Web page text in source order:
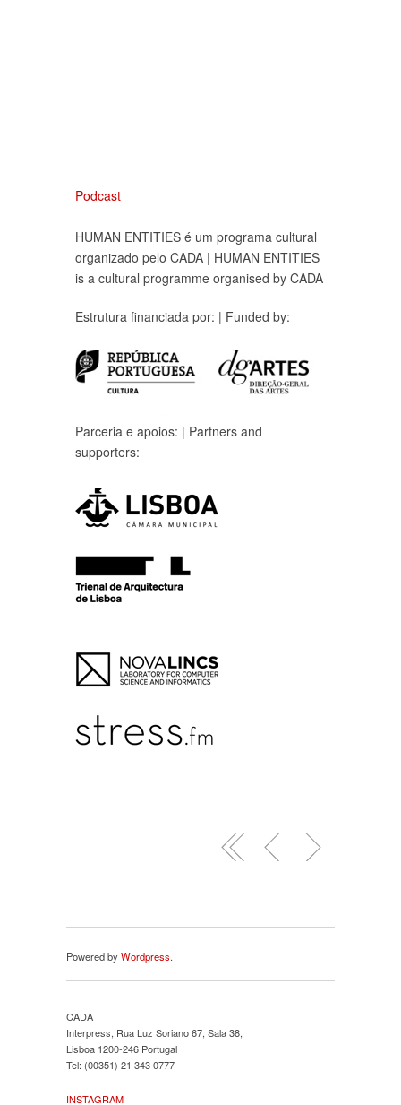
Podcast
HUMAN ENTITIES é um programa cultural
organizado pelo CADA | HUMAN ENTITIES
is a cultural programme organised by CADA
Estrutura financiada por: | Funded by:
Parceria e apoios: | Partners and
supporters:
Powered byWordpress.
CADA
Interpress, Rua Luz Soriano 67, Sala 38,
Lisboa 1200-246 Portugal
Tel: (00351) 21 343 0777
INSTAGRAM